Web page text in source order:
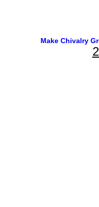
Make Chivalry